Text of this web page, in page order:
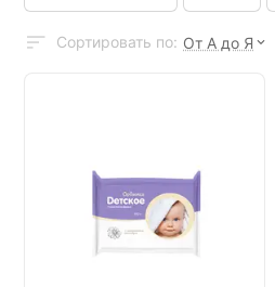
Сортировать по: От А до Я